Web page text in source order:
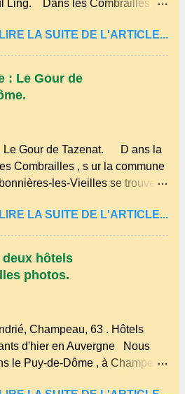
farine, les œufs, le lait et une
du sucre et des fruits comme des
ou des myrtilles. Son nom
dérivé du terme occitan
qui signifie...
Ling. Dans les Combrailles ,
site Bouddhiste, composé de
monastiques, dont le
sur la commune de Biollet ,
importants centres d'Europe.
les nuages et brille au
de soleil, attirant le regard.
de verdure, d'un étang,
d'un jardin des souvenirs tout
un grand parc arboré.
LIRE LA SUITE DE L'ARTICLE...
: Le Gour de
Le Gour de Tazenat. D ans la
Combrailles , s ur la commune
les-Vieilles se trouve le
d'explosion) rempli d’eau, appelé
Tazenat ou Tazanat, il est le
et le plus au nord de la Chaîne
qui en compte près de soixante.
on dit : un " Gour " c 'est
considéré comme "sans fond"
d'entonnoir entraînant vers les
de la terre, les malheureux qui
LIRE LA SUITE DE L'ARTICLE...
deux hôtels
photos.
Champeau, 63 . Hôtels
d'hier en Auvergne Nous
le Puy-de-Dôme , à Champeau